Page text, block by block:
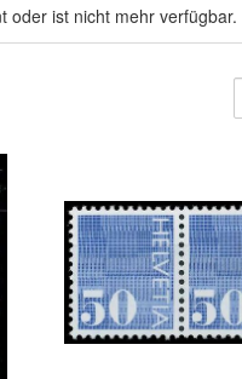
oder ist nicht mehr verfügbar.